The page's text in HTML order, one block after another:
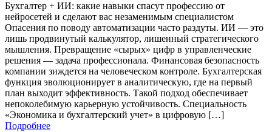
Бухгалтер + ИИ: какие навыки спасут профессию от
нейросетей и сделают вас незаменимым специалистом
Опасения по поводу автоматизации часто раздуты. ИИ — это
лишь продвинутый калькулятор, лишенный стратегического
мышления. Превращение «сырых» цифр в управленческие
решения — задача профессионала. Финансовая безопасность
компании зиждется на человеческом контроле. Бухгалтерская
функция эволюционирует в аналитическую, где на первый
план выходит эффективность. Такой подход обеспечивает
непоколебимую карьерную устойчивость. Специальность
«Экономика и бухгалтерский учет» в цифровую […]
Подробнее